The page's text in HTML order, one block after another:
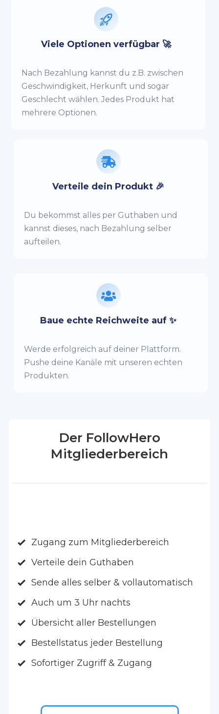
Viele Optionen verfügbar 🚀
Nach Bezahlung kannst du z.B. zwischen
Geschwindigkeit, Herkunft und sogar
Geschlecht wählen. Jedes Produkt hat
mehrere Optionen.
Verteile dein Produkt 🎉
Du bekommst alles per Guthaben und
kannst dieses, nach Bezahlung selber
aufteilen.
Baue echte Reichweite auf ✨
Werde erfolgreich auf deiner Plattform.
Pushe deine Kanäle mit unseren echten
Produkten.
Der FollowHero
Mitgliederbereich
Zugang zum Mitgliederbereich
Verteile dein Guthaben
Sende alles selber & vollautomatisch
Auch um 3 Uhr nachts
Übersicht aller Bestellungen
Bestellstatus jeder Bestellung
Sofortiger Zugriff & Zugang